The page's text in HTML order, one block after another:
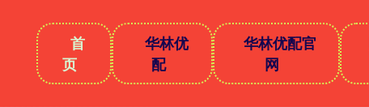
首
页
华林优
配
华林优配官
网